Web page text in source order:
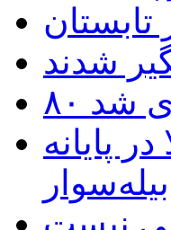
شدند
شد
پایانه
بیله‌سوار